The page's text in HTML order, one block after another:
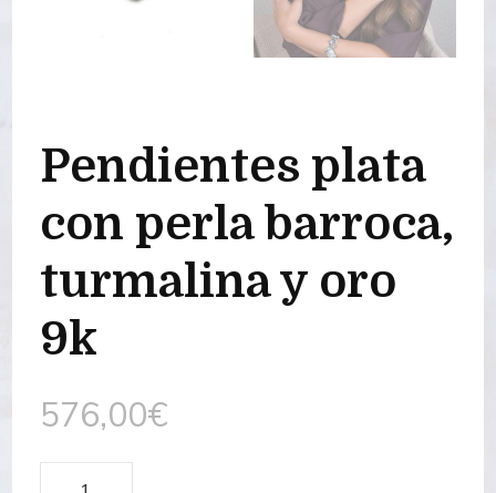
Pendientes plata
con perla barroca,
turmalina y oro
9k
576,00€
Pendientes